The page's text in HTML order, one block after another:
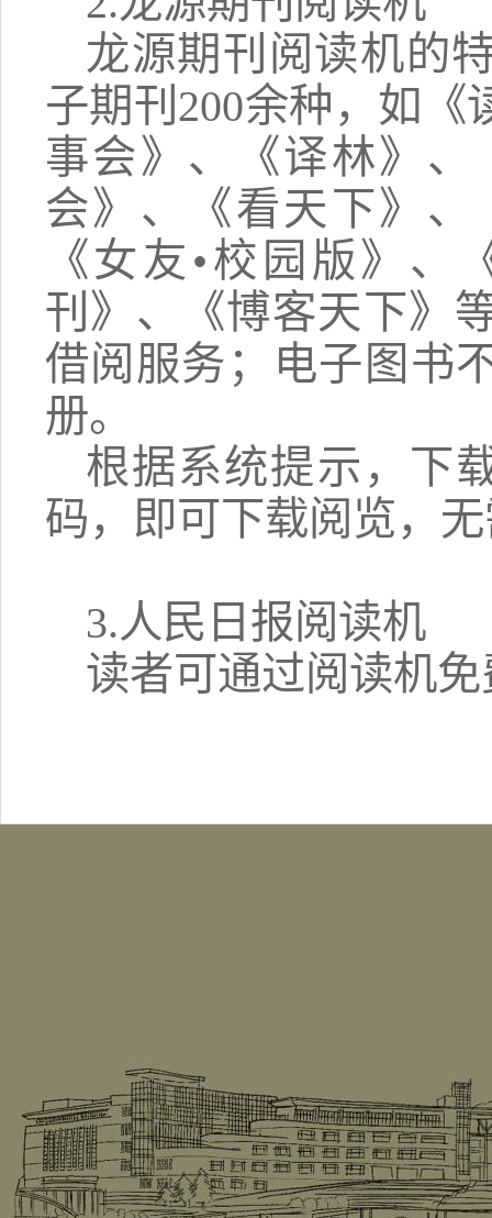
龙源期刊阅读机的
子期刊200余种，如
事会》、《译林》
会》、《看天下》
《女友•校园版》
刊》、《博客天下》
借阅服务；电子图书
册。
根据系统提示，下
码，即可下载阅览，
3.人民日报阅读机
读者可通过阅读机